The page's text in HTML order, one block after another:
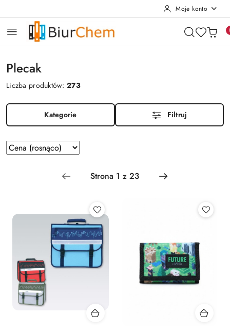
Moje konto
Plecak
Liczba produktów:273
Kategorie Filtruj
Zastosowano sortowanie: Cena (rosnąco).
Sortuj
według